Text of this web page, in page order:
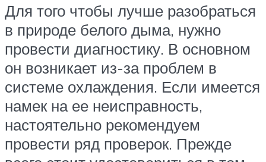
Для того чтобы лучше разобраться
в природе белого дыма, нужно
провести диагностику. В основном
он возникает из-за проблем в
системе охлаждения. Если имеется
намек на ее неисправность,
настоятельно рекомендуем
провести ряд проверок. Прежде